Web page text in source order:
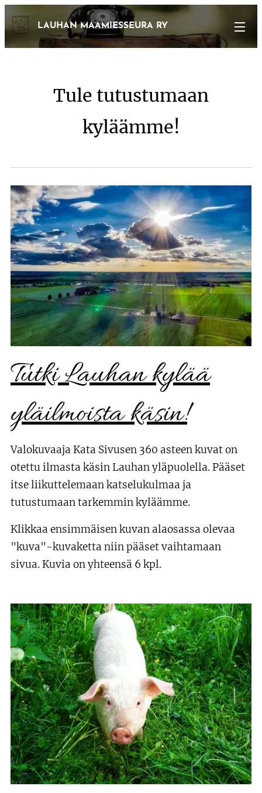
LAUHAN MAAMIESSEURA RY
Tule tutustumaan
kyläämme!
Tutki Lauhan kylää
yläilmoista käsin!
Valokuvaaja Kata Sivusen 360 asteen kuvat on
otettu ilmasta käsin Lauhan yläpuolella. Pääset
itse liikuttelemaan katselukulmaa ja
tutustumaan tarkemmin kyläämme.
Klikkaa ensimmäisen kuvan alaosassa olevaa
"kuva"-kuvaketta niin pääset vaihtamaan
sivua. Kuvia on yhteensä 6 kpl.